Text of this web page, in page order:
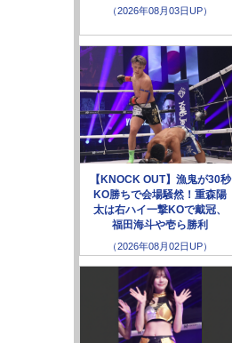
（2026年08月03日UP）
【KNOCK OUT】漁鬼が30秒
KO勝ちで会場騒然！重森陽
太は右ハイ一撃KOで戴冠、
福田海斗や壱ら勝利
（2026年08月02日UP）